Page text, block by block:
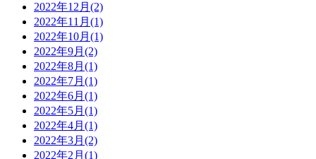
2022年12月(2)
2022年11月(1)
2022年10月(1)
2022年9月(2)
2022年8月(1)
2022年7月(1)
2022年6月(1)
2022年5月(1)
2022年4月(1)
2022年3月(2)
2022年2月(1)